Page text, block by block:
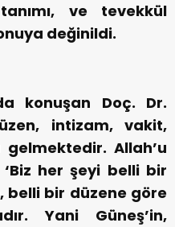
ve tevekkül
değinildi.
konuşan Doç. Dr.
intizam, vakit,
Allah’u
her şeyi belli bir
belli bir düzene göre
Yani Güneş’in,